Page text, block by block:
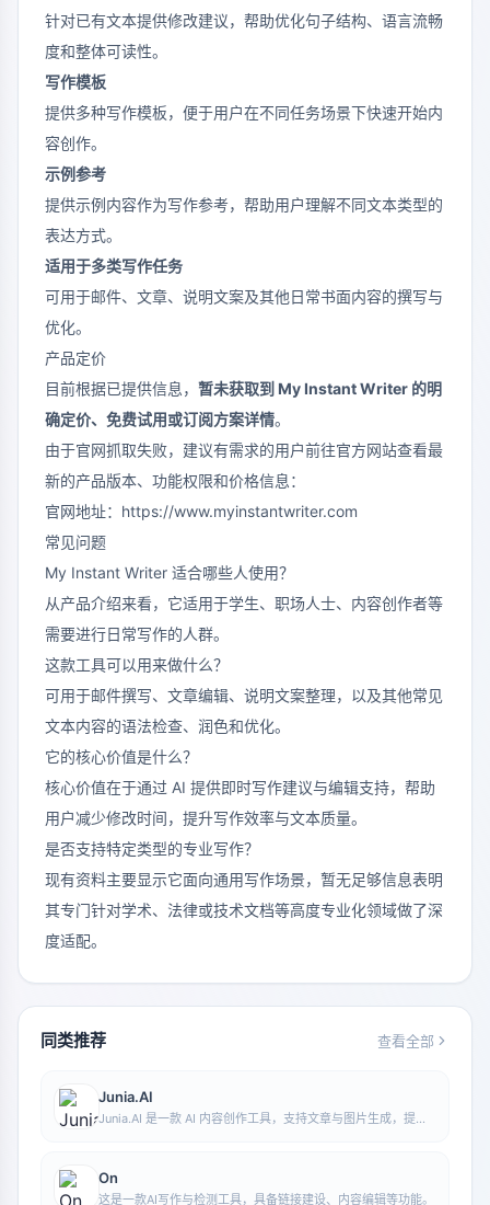
针对已有文本提供修改建议，帮助优化句子结构、语言流畅
度和整体可读性。
写作模板
提供多种写作模板，便于用户在不同任务场景下快速开始内
容创作。
示例参考
提供示例内容作为写作参考，帮助用户理解不同文本类型的
表达方式。
适用于多类写作任务
可用于邮件、文章、说明文案及其他日常书面内容的撰写与
优化。
产品定价
目前根据已提供信息， 暂未获取到 My Instant Writer 的明
确定价、免费试用或订阅方案详情。
由于官网抓取失败，建议有需求的用户前往官方网站查看最
新的产品版本、功能权限和价格信息：
官网地址：https://www.myinstantwriter.com
常见问题
My Instant Writer 适合哪些人使用？
从产品介绍来看，它适用于学生、职场人士、内容创作者等
需要进行日常写作的人群。
这款工具可以用来做什么？
可用于邮件撰写、文章编辑、说明文案整理，以及其他常见
文本内容的语法检查、润色和优化。
它的核心价值是什么？
核心价值在于通过 AI 提供即时写作建议与编辑支持，帮助
用户减少修改时间，提升写作效率与文本质量。
是否支持特定类型的专业写作？
现有资料主要显示它面向通用写作场景，暂无足够信息表明
其专门针对学术、法律或技术文档等高度专业化领域做了深
度适配。
同类推荐 查看全部
Junia.AI
Junia.AI 是一款 AI 内容创作工具，支持文章与图片生成，提供
On
这是一款AI写作与检测工具，具备链接建设、内容编辑等功能。